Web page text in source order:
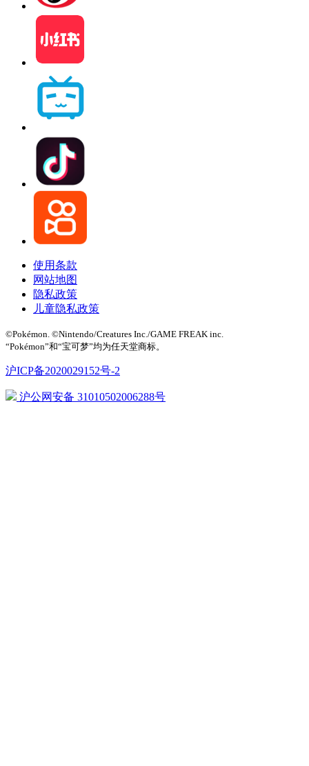
使用条款
网站地图
隐私政策
儿童隐私政策
©Pokémon. ©Nintendo/Creatures Inc./GAME FREAK inc.
“Pokémon”和“宝可梦”均为任天堂商标。
沪ICP备2020029152号-2
沪公网安备 31010502006288号